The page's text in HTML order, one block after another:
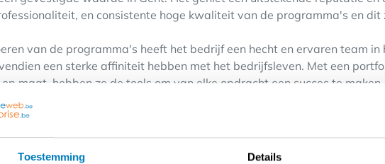
Toestemming Details
en consistente hoge kwaliteit van de programma's en
van de programma's heeft het bedrijf een hecht en ervaren team
een sterke affiniteit hebben met het bedrijfsleven. Met een
maat, hebben ze de tools om van elke opdracht een succes te maken.
bedraagt ca 85.000 EUR.
omzet betreft B2B - 3% (high-end) particuliere verkoop.
voor ca 1/3 gegenereerd met bedrijven uit het buitenland.